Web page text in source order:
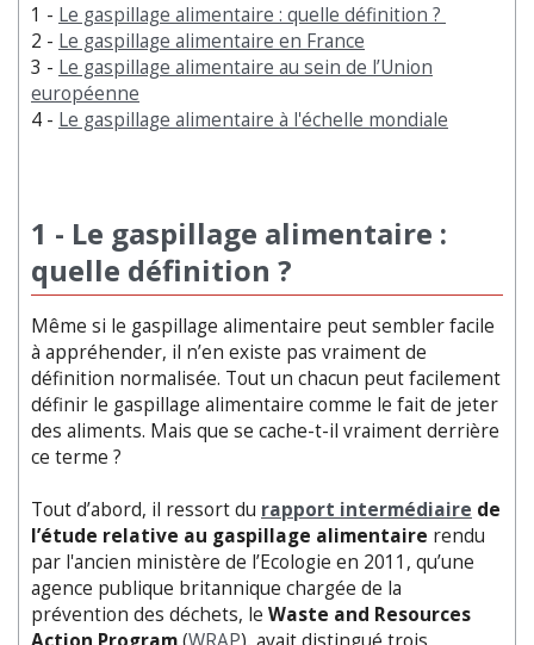
1 - Le gaspillage alimentaire : quelle définition ?
2 - Le gaspillage alimentaire en France
3 - Le gaspillage alimentaire au sein de l’Union
européenne
4 - Le gaspillage alimentaire à l'échelle mondiale
1 - Le gaspillage alimentaire :
quelle définition ?
Même si le gaspillage alimentaire peut sembler facile
à appréhender, il n’en existe pas vraiment de
définition normalisée. Tout un chacun peut facilement
définir le gaspillage alimentaire comme le fait de jeter
des aliments. Mais que se cache-t-il vraiment derrière
ce terme ?
Tout d’abord, il ressort du rapport intermédiaire de
l’étude relative au gaspillage alimentaire rendu
par l'ancien ministère de l’Ecologie en 2011, qu’une
agence publique britannique chargée de la
prévention des déchets, le Waste and Resources